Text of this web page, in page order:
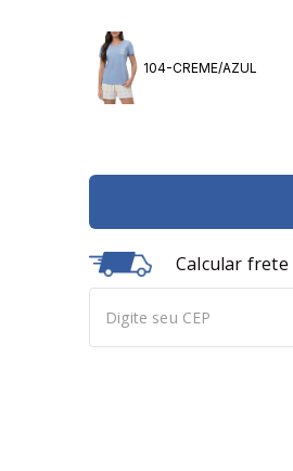
104-CREME/AZUL
Calcular frete